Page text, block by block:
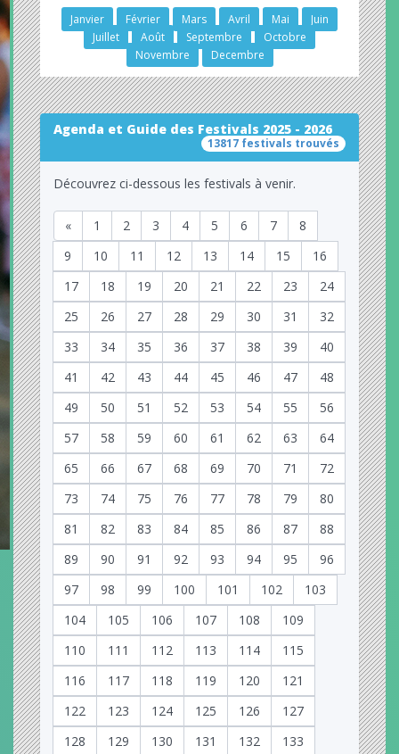
Janvier Février Mars Avril Mai
Juin
Juillet
Août Septembre
Octobre
Novembre
Decembre
Agenda et Guide des Festivals 2025 - 2026
13817 festivals trouvés
Découvrez ci-dessous les festivals à venir.
« 1 2 3 4 5 6 7
8
9
10 11 12 13 14 15
16
17
18 19 20 21 22 23
24
25
26 27 28 29 30 31
32
33
34 35 36 37 38 39
40
41
42 43 44 45 46 47
48
49
50 51 52 53 54 55
56
57
58 59 60 61 62 63
64
65
66 67 68 69 70 71
72
73
74 75 76 77 78 79
80
81
82 83 84 85 86 87
88
89
90 91 92 93 94 95
96
97
98 99 100 101 102
103
104
105 106 107 108
109
110
111 112 113 114
115
116
117 118 119 120
121
122
123 124 125 126
127
128
129 130 131 132
133